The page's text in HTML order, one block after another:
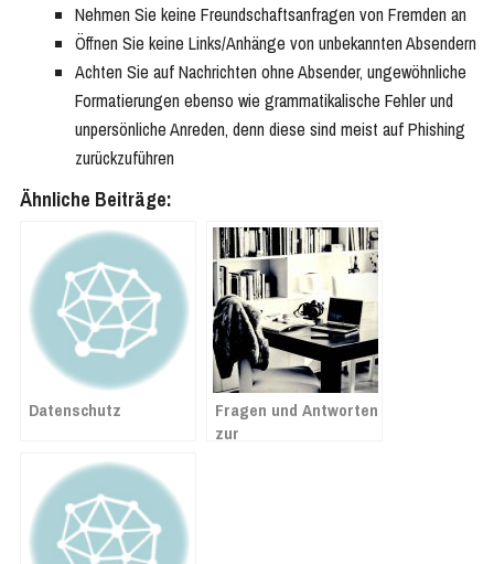
Nehmen Sie keine Freundschaftsanfragen von Fremden an
Öffnen Sie keine Links/Anhänge von unbekannten Absendern
Achten Sie auf Nachrichten ohne Absender, ungewöhnliche
Formatierungen ebenso wie grammatikalische Fehler und
unpersönliche Anreden, denn diese sind meist auf Phishing
zurückzuführen
Ähnliche Beiträge:
Datenschutz
Fragen und Antworten
zur